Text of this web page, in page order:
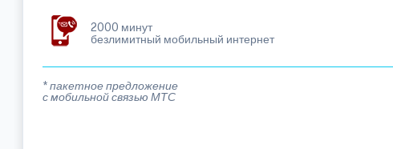
2000 минут
безлимитный мобильный интернет
* пакетное предложение
с мобильной связью МТС